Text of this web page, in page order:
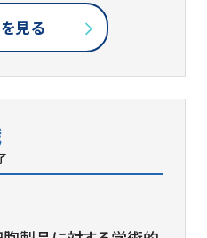
見る